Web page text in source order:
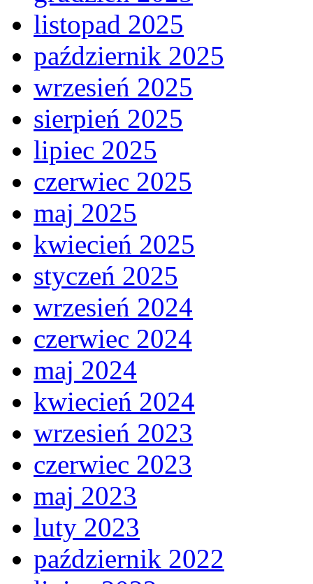
listopad 2025
październik 2025
wrzesień 2025
sierpień 2025
lipiec 2025
czerwiec 2025
maj 2025
kwiecień 2025
styczeń 2025
wrzesień 2024
czerwiec 2024
maj 2024
kwiecień 2024
wrzesień 2023
czerwiec 2023
maj 2023
luty 2023
październik 2022